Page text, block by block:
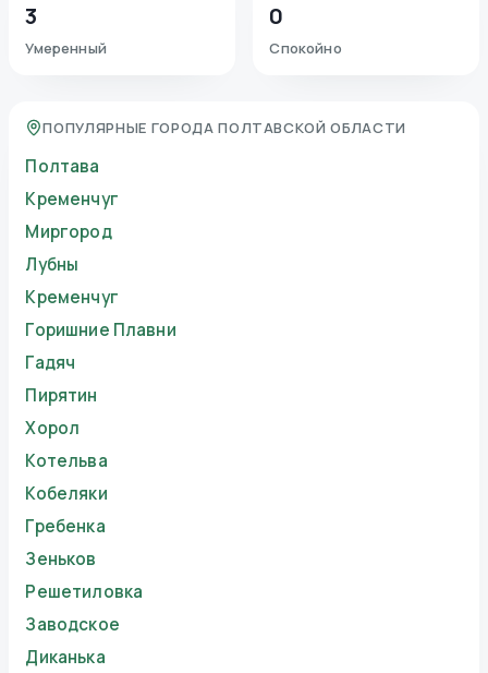
3
Умеренный
0
Спокойно
ПОПУЛЯРНЫЕ ГОРОДА ПОЛТАВСКОЙ ОБЛАСТИ
Полтава
Кременчуг
Миргород
Лубны
Кременчуг
Горишние Плавни
Гадяч
Пирятин
Хорол
Котельва
Кобеляки
Гребенка
Зеньков
Решетиловка
Заводское
Диканька